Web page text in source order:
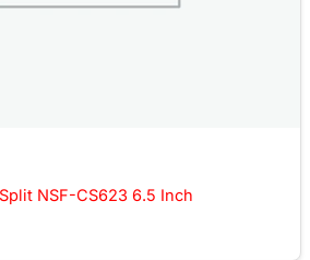
NSF-CS623 6.5 Inch